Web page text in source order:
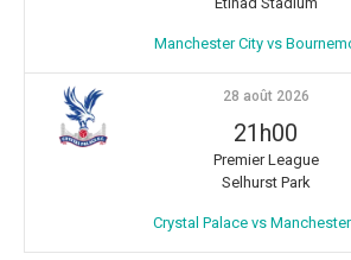
Manchester City vs
28 août 2026
21h00
Premier League
Selhurst Park
Crystal Palace vs